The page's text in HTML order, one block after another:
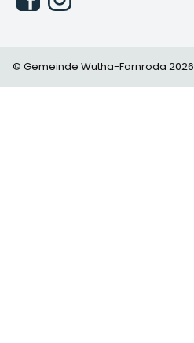
© Gemeinde Wutha-Farnroda 2026